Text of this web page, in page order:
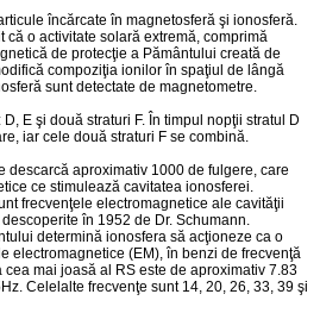
încărcate în magnetosferă şi ionosferă.
că o activitate solară extremă, comprimă
de protecţie a Pământului creată de
compoziţia ionilor în spaţiul de lângă
sunt detectate de magnetometre.
E şi două straturi F. În timpul nopţii stratul D
iar cele două straturi F se combină.
descarcă aproximativ 1000 de fulgere, care
ce stimulează cavitatea ionosferei.
frecvenţele electromagnetice ale cavităţii
în 1952 de Dr. Schumann.
determină ionosfera să acţioneze ca o
electromagnetice (EM), în benzi de frecvenţă
mai joasă al RS este de aproximativ 7.83
Celelalte frecvenţe sunt 14, 20, 26, 33, 39 şi